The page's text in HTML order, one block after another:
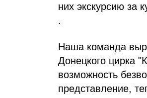
них экскурсию за
.
Наша команда
Донецкого цирка
возможность
представление,